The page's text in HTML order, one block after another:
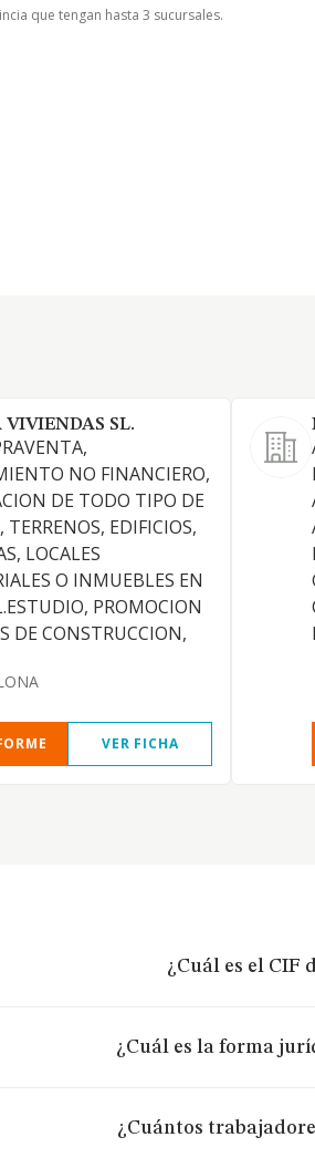
que tengan hasta 3 sucursales.
VIVIENDAS SL.
NO FINANCIERO,
DE TODO TIPO DE
TERRENOS, EDIFICIOS,
LOCALES
O INMUEBLES EN
PROMOCION
DE CONSTRUCCION,
VER FICHA
¿Cuál es el CIF
¿Cuál es la forma
¿Cuántos